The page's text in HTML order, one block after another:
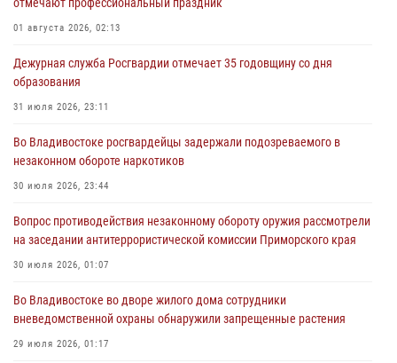
01 августа 2026, 02:13
Дежурная служба Росгвардии отмечает 35 годовщину со дня
образования
31 июля 2026, 23:11
Во Владивостоке росгвардейцы задержали подозреваемого в
незаконном обороте наркотиков
30 июля 2026, 23:44
Вопрос противодействия незаконному обороту оружия рассмотрели
на заседании антитеррористической комиссии Приморского края
30 июля 2026, 01:07
Во Владивостоке во дворе жилого дома сотрудники
вневедомственной охраны обнаружили запрещенные растения
29 июля 2026, 01:17